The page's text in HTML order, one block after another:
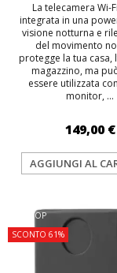
La telecamera Wi-
integrata in una
visione notturna e
del movimento
protegge la tua casa,
magazzino, ma
essere utilizzata
monitor, ...
149,00 €
AGGIUNGI AL
TOP
SCONTO 61%